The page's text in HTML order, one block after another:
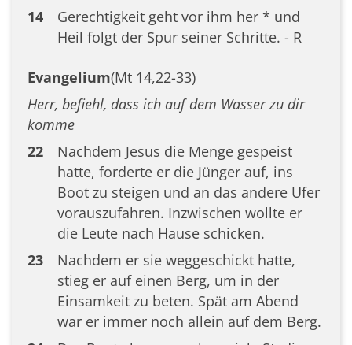
14
Gerechtigkeit geht vor ihm her * und
Heil folgt der Spur seiner Schritte. - R
Evangelium(Mt 14,22-33)
Herr, befiehl, dass ich auf dem Wasser zu dir
komme
22
Nachdem Jesus die Menge gespeist
hatte, forderte er die Jünger auf, ins
Boot zu steigen und an das andere Ufer
vorauszufahren. Inzwischen wollte er
die Leute nach Hause schicken.
23
Nachdem er sie weggeschickt hatte,
stieg er auf einen Berg, um in der
Einsamkeit zu beten. Spät am Abend
war er immer noch allein auf dem Berg.